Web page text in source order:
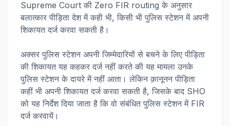
Supreme Court की Zero FIR routing के अनुसार
बलात्कार पीड़िता देश में कही भी, किसी भी पुलिस स्टेशन में अपनी
शिकायत दर्ज करवा सकती है।
अक्सर पुलिस स्टेशन अपनी जिम्मेदारियों से बचने के लिए पीड़िता
की शिकायत यह कहकर दर्ज नहीं करते की यह मामला उनके
पुलिस स्टेशन के दायरे में नहीं आता। लेकिन क़ानूनन पीड़िता
कहीं भी अपनी शिकायत दर्ज करवा सकती है, जिसके बाद SHO
को यह निर्देश दिया जाता है कि वो संबंधित पुलिस स्टेशन में FIR
दर्ज करवायें।